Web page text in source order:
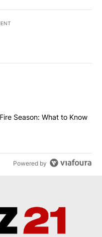
articles in the last
with 18 comments.
During Fire Season:
Season: What to Know
Powered by